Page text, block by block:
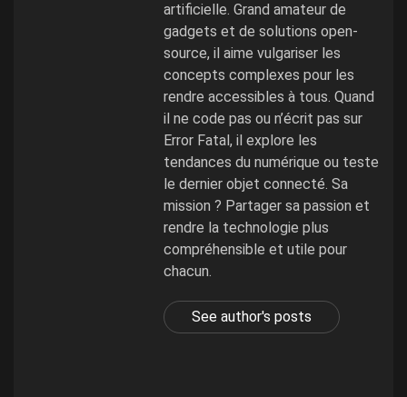
artificielle. Grand amateur de
gadgets et de solutions open-
source, il aime vulgariser les
concepts complexes pour les
rendre accessibles à tous. Quand
il ne code pas ou n’écrit pas sur
Error Fatal, il explore les
tendances du numérique ou teste
le dernier objet connecté. Sa
mission ? Partager sa passion et
rendre la technologie plus
compréhensible et utile pour
chacun.
See author's posts